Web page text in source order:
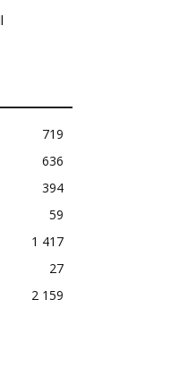
719
636
394
59
1 417
27
2 159